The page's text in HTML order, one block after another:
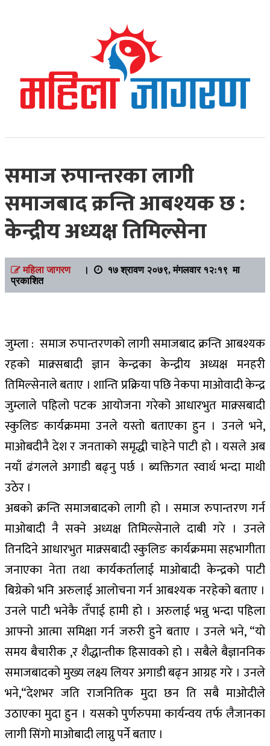
Mahilajagaran
समाज रुपान्तरका लागी
समाजबाद क्रन्ति आबश्यक छ :
केन्द्रीय अध्यक्ष तिमिल्सेना
महिला जागरण।
१७ श्रावण २०७९, मंगलवार १२:१९ मा
प्रकाशित
जुम्ला : समाज रुपान्तरणको लागी समाजबाद क्रन्ति आबश्यक
रहको माक्र्सबादी ज्ञान केन्द्रका केन्द्रीय अध्यक्ष मनहरी
तिमिल्सेनाले बताए । शान्ति प्रक्रिया पछि नेकपा माओवादी केन्द्र
जुम्लाले पहिलो पटक आयोजना गरेको आधारभुत माक्र्सबादी
स्कुलिङ कार्यक्रममा उनले यस्तो बताएका हुन । उनले भने,
माओबदीनै देश र जनताको समृद्धी चाहेने पाटी हो । यसले अब
नयाँ ढंगलले अगाडी बढ्नु पर्छ । ब्यक्तिगत स्वार्थ भन्दा माथी
उठेर ।
अबको क्रन्ति समाजबादको लागी हो । समाज रुपान्तरण गर्न
माओबादी नै सक्ने अध्यक्ष तिमिल्सेनाले दाबी गरे । उनले
तिनदिने आधारभुत माक्र्सबादी स्कुलिङ कार्यक्रममा सहभागीता
जनाएका नेता तथा कार्यकर्तालाई माओबादी केन्द्रको पाटी
बिग्रेको भनि अरुलाई आलोचना गर्न आबश्यक नरहेको बताए ।
उनले पाटी भनेकै तँपाई हामी हो । अरुलाई भन्नु भन्दा पहिला
आफ्नो आत्मा समिक्षा गर्न जरुरी हुने बताए । उनले भने, “यो
समय बैचारीक ,र शैद्धान्तीक हिसावको हो । सबैले बैज्ञाननिक
समाजबादको मुख्य लक्ष्य लियर अगाडी बढ्न आग्रह गरे । उनले
भने,“देशभर जति राजनितिक मुदा छन ति सबै माओदीले
उठाएका मुदा हुन । यसको पुर्णरुपमा कार्यन्वय तर्फ लैजानका
लागी सिंगो माओबादी लाग्नु पर्ने बताए ।